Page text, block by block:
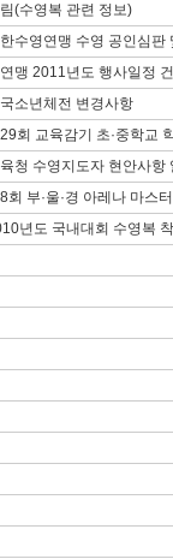
(수영복 관련 정보)
수영연맹 수영 공인심판
맹 2011년도 행사일정 건
소년체전 변경사항
회 교육감기 초·중학교
청 수영지도자 현안사항
회 부·울·경 아레나 마스
년도 국내대회 수영복